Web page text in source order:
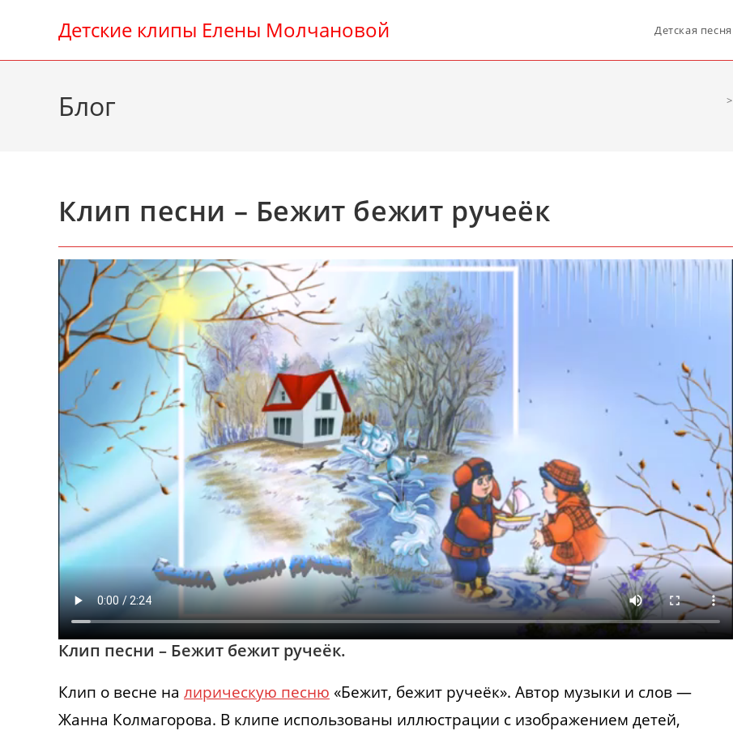
Детские клипы Елены Молчановой Детская песня
Блог >
Клип песни – Бежит бежит ручеёк
Клип песни – Бежит бежит ручеёк.
Клип о весне на лирическую песню «Бежит, бежит ручеёк». Автор музыки и слов —
Жанна Колмагорова. В клипе использованы иллюстрации с изображением детей,